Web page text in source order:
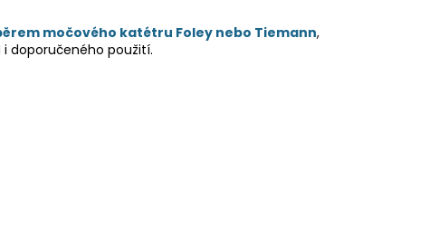
močového katétru Foley nebo Tiemann,
doporučeného použití.